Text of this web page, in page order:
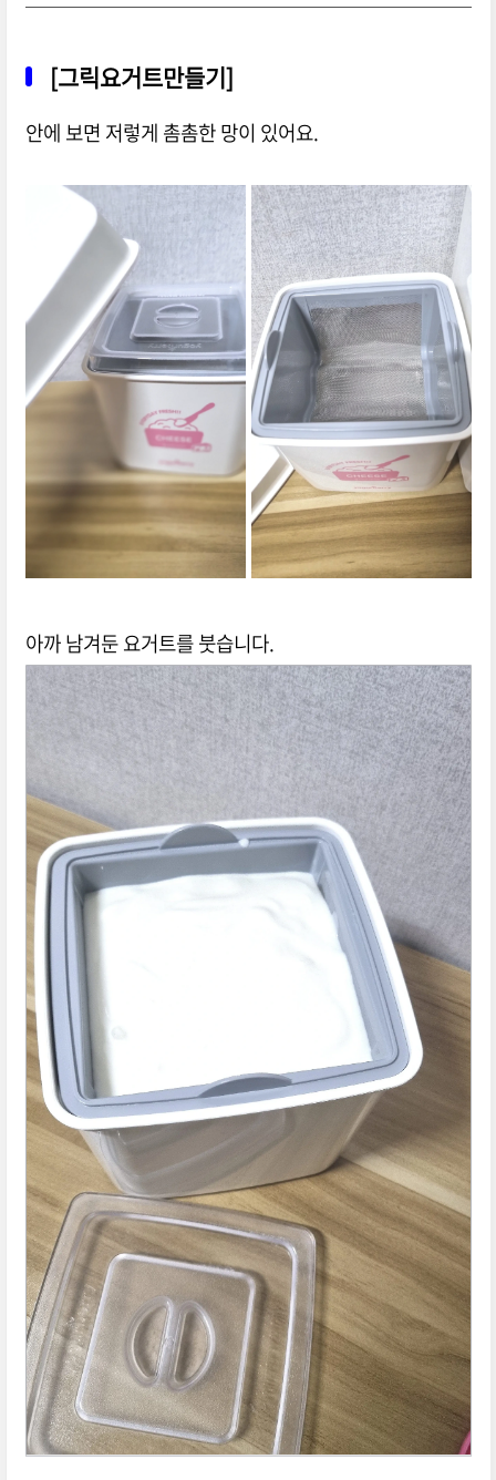
[그릭요거트만들기]
안에 보면 저렇게 촘촘한 망이 있어요.
아까 남겨둔 요거트를 붓습니다.